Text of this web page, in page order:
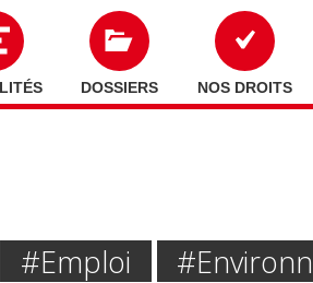
DOSSIERS NOS DROITS
#emploi